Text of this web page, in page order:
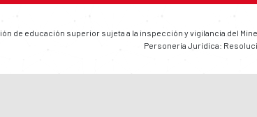
de educación superior sujeta a la inspección y vigilancia del
Personería Jurídica: